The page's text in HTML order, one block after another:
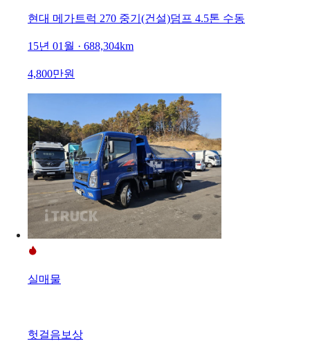
현대 메가트럭 270 중기(건설)덤프 4.5톤 수동
15년 01월 · 688,304km
4,800만원
실매물
헛걸음보상